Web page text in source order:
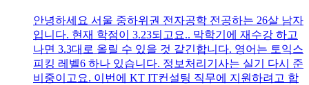
안녕하세요 서울 중하위권 전자공학 전공하는 26살 남자
입니다. 현재 학점이 3.23되고요.. 막학기에 재수강 하고
나면 3.3대로 올릴 수 있을 것 같긴합니다. 영어는 토익스
피킹 레벨6 하나 있습니다. 정보처리기사는 실기 다시 준
비중이고요. 이번에 KT IT컨설팅 직무에 지원하려고 합